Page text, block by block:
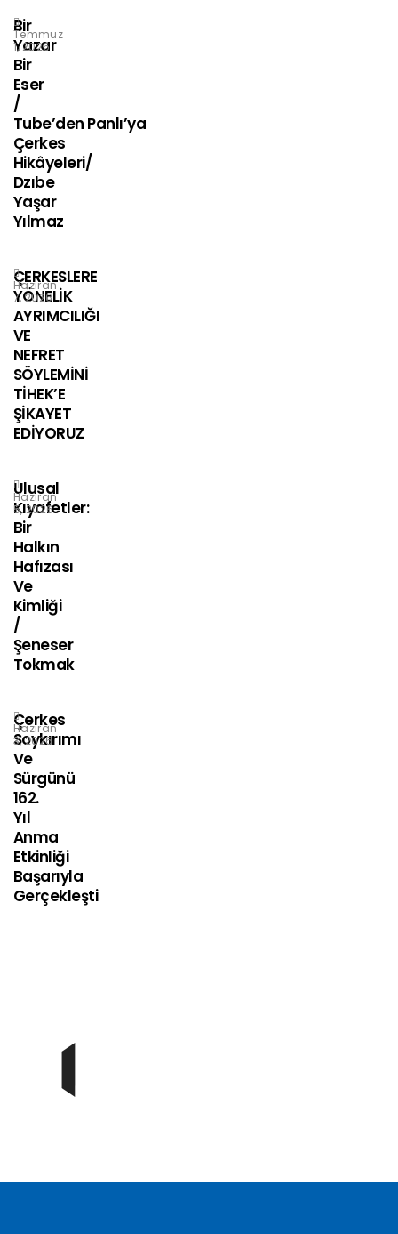
Bir
Yazar
Bir
Eser
/
Tube’den Panlı’ya
Çerkes
Hikâyeleri/
Dzıbe
Yaşar
Yılmaz
Temmuz
1, 2026
ÇERKESLERE
YÖNELİK
AYRIMCILIĞI
VE
NEFRET
SÖYLEMİNİ
TİHEK’E
ŞİKAYET
EDİYORUZ
Haziran
7, 2026
Ulusal
Kıyafetler:
Bir
Halkın
Hafızası
Ve
Kimliği
/
Şeneser
Tokmak
Haziran
5, 2026
Çerkes
Soykırımı
Ve
Sürgünü
162.
Yıl
Anma
Etkinliği
Başarıyla
Gerçekleşti
Haziran
3, 2026